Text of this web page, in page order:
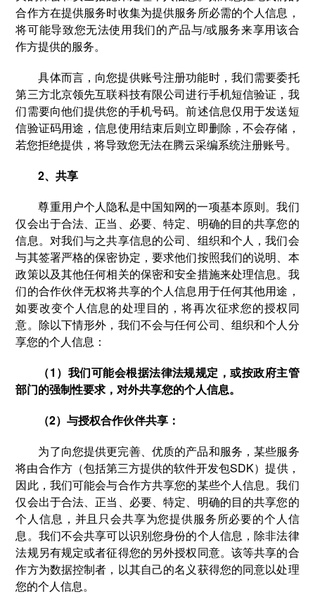
合作方在提供服务时收集为提供服务所必需的个人信息，
将可能导致您无法使用我们的产品与/或服务来享用该合
作方提供的服务。
具体而言，向您提供账号注册功能时，我们需要委托
第三方北京领先互联科技有限公司进行手机短信验证，我
们需要向他们提供您的手机号码。前述信息仅用于发送短
信验证码用途，信息使用结束后则立即删除，不会存储，
若您拒绝提供，将导致您无法在腾云采编系统注册账号。
2、共享
尊重用户个人隐私是中国知网的一项基本原则。我们
仅会出于合法、正当、必要、特定、明确的目的共享您的
信息。对我们与之共享信息的公司、组织和个人，我们会
与其签署严格的保密协定，要求他们按照我们的说明、本
政策以及其他任何相关的保密和安全措施来处理信息。我
们的合作伙伴无权将共享的个人信息用于任何其他用途，
如要改变个人信息的处理目的，将再次征求您的授权同
意。除以下情形外，我们不会与任何公司、组织和个人分
享您的个人信息：
（1）我们可能会根据法律法规规定，或按政府主管
部门的强制性要求，对外共享您的个人信息。
（2）与授权合作伙伴共享：
为了向您提供更完善、优质的产品和服务，某些服务
将由合作方（包括第三方提供的软件开发包SDK）提供，
因此，我们可能会与合作方共享您的某些个人信息。我们
仅会出于合法、正当、必要、特定、明确的目的共享您的
个人信息，并且只会共享为您提供服务所必要的个人信
息。我们不会共享可以识别您身份的个人信息，除非法律
法规另有规定或者征得您的另外授权同意。该等共享的合
作方为数据控制者，以其自己的名义获得您的同意以处理
您的个人信息。